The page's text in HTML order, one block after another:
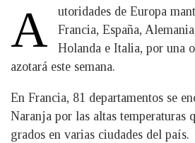
A
utoridades de Europa
Francia, España,
Holanda e Italia, por una
azotará este semana.
En Francia, 81 departamentos se
Naranja por las altas temperaturas
grados en varias ciudades del país.